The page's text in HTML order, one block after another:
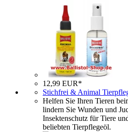
12,99 EUR*
Stichfrei & Animal
Helfen Sie Ihren Tieren
lindern Sie Wunden und
Insektenschutz für Tiere
beliebten Tierpflegeöl.